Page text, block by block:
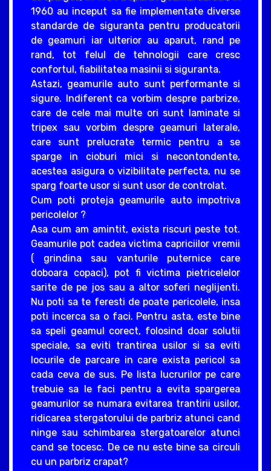
1960 au inceput sa fie implementate diverse
standarde de siguranta pentru producatorii
de geamuri iar ulterior au aparut, rand pe
rand, tot felul de tehnologii care cresc
confortul, fiabilitatea masinii si siguranta.
Astazi, geamurile auto sunt performante si
sigure. Indiferent ca vorbim despre parbrize,
care de cele mai multe ori sunt laminate si
tripex sau vorbim despre geamuri laterale,
care sunt prelucrate termic pentru a se
sparge in cioburi mici si necontondente,
acestea asigura o vizibilitate perfecta, nu se
sparg foarte usor si sunt usor de controlat.
Cum poti proteja geamurile auto impotriva
pericolelor ?
Asa cum am amintit, exista riscuri peste tot.
Geamurile pot cadea victima capriciilor vremii
( grindina sau vanturile puternice care
doboara copaci), pot fi victima pietricelelor
sarite de pe jos sau a altor soferi neglijenti.
Nu poti sa te feresti de poate pericolele, insa
poti incerca sa o faci. Pentru asta, este bine
sa speli geamul corect, folosind doar solutii
speciale, sa eviti trantirea usilor si sa eviti
locurile de parcare in care exista pericol sa
cada ceva de sus. Pe lista lucrurilor pe care
trebuie sa le faci pentru a evita spargerea
geamurilor se numara evitarea trantirii usilor,
ridicarea stergatorului de parbriz atunci cand
ninge sau schimbarea stergatoarelor atunci
cand se tocesc. De ce nu este bine sa circuli
cu un parbriz crapat?